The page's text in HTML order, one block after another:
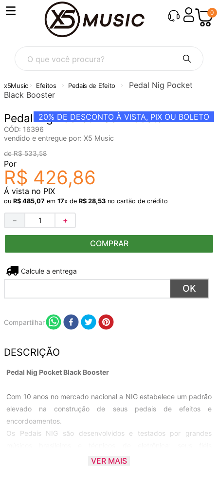
0
O que você procura?
Efeitos Pedais de Efeito
Pedal Nig Pocket
Black Booster
20% DE DESCONTO À VISTA, PIX OU BOLETO
Pedal Nig Pocket Black Booster
CÓD: 16396
vendido e entregue por: X5 Music
R$ 533,58
Por
R$ 426,86
Á vista no PIX
ou R$ 485,07 em 17x de R$ 28,53 no cartão de crédito
＋
－
COMPRAR
Não sei meu CEP
Compartilhar
DESCRIÇÃO
Pedal Nig Pocket Black Booster
Com 10 anos no mercado nacional a NIG estabelece um padrão
elevado na construção de seus pedais de efeitos e
encordoamentos.
Os Pedais NIG são desenvolvidos e testados por grandes
VER MAIS